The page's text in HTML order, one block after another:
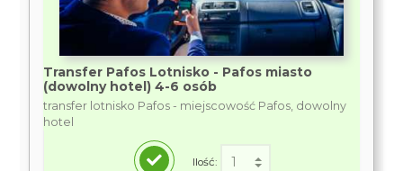
Transfer Pafos Lotnisko - Pafos miasto
(dowolny hotel) 4-6 osób
transfer lotnisko Pafos - miejscowość Pafos, dowolny
hotel
Ilość: